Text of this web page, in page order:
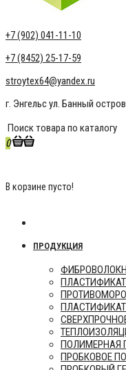
+7 (902) 041-11-10
+7 (8452) 25-17-59
stroytex64@yandex.ru
г. Энгельс ул. Банный
0
В корзине пусто!
ПРОДУКЦИЯ
ПОЛИМЕРНАЯ
ПРОБКОВОЕ